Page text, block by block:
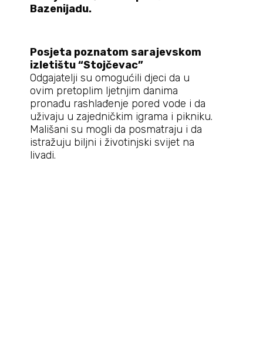
Bazenijadu.
Posjeta poznatom sarajevskom
izletištu “Stojčevac”
Odgajatelji su omogućili djeci da u
ovim pretoplim ljetnjim danima
pronađu rashlađenje pored vode i da
uživaju u zajedničkim igrama i pikniku.
Mališani su mogli da posmatraju i da
istražuju biljni i životinjski svijet na
livadi.